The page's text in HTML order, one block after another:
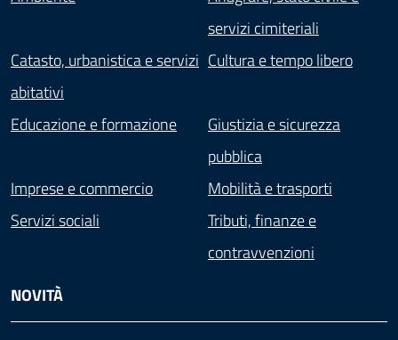
servizi cimiteriali
Catasto, urbanistica e servizi
abitativi
Cultura e tempo libero
Educazione e formazione
Giustizia e sicurezza
pubblica
Imprese e commercio
Mobilità e trasporti
Servizi sociali
Tributi, finanze e
contravvenzioni
NOVITÀ